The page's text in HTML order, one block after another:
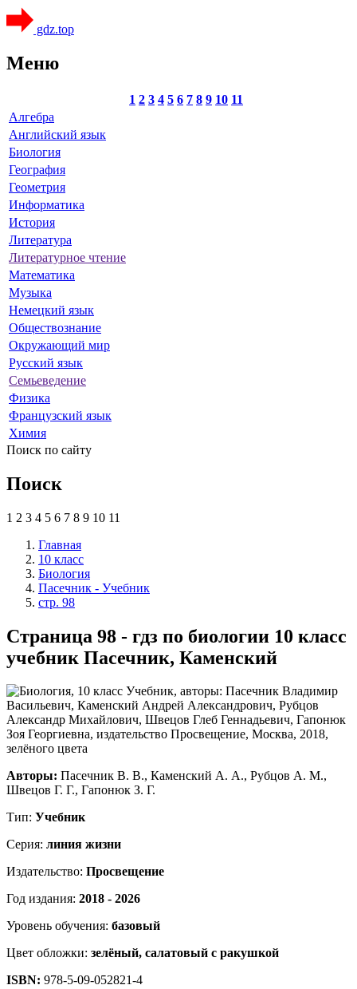
gdz.top
Меню
1 2 3 4 5 6 7 8 9 10 11
Алгебра
Английский язык
Биология
География
Геометрия
Информатика
История
Литература
Литературное чтение
Математика
Музыка
Немецкий язык
Обществознание
Окружающий мир
Русский язык
Семьеведение
Физика
Французский язык
Химия
Поиск по сайту
Поиск
1 2 3 4 5 6 7 8 9 10 11
Главная
10 класс
Биология
Пасечник - Учебник
стр. 98
Страница 98 - гдз по биологии 10 класс
учебник Пасечник, Каменский
Авторы: Пасечник В. В., Каменский А. А., Рубцов А. М.,
Швецов Г. Г., Гапонюк З. Г.
Тип: Учебник
Серия: линия жизни
Издательство: Просвещение
Год издания: 2018 - 2026
Уровень обучения: базовый
Цвет обложки: зелёный, салатовый с ракушкой
ISBN: 978-5-09-052821-4